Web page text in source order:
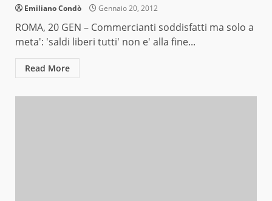
Emiliano Condò Gennaio 20, 2012
ROMA, 20 GEN – Commercianti soddisfatti ma solo a
meta': 'saldi liberi tutti' non e' alla fine...
Read More